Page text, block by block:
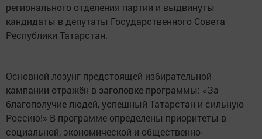
регионального отделения партии и выдвинуты
кандидаты в депутаты Государственного Совета
Республики Татарстан.
Основной лозунг предстоящей избирательной
кампании отражён в заголовке программы: «За
благополучие людей, успешный Татарстан и сильную
Россию!» В программе определены приоритеты в
социальной, экономической и общественно-